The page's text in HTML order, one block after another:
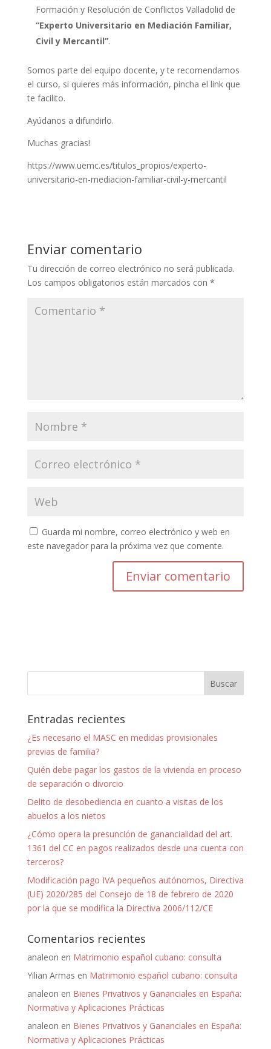
Formación y Resolución de Conflictos Valladolid de
“Experto Universitario en Mediación Familiar,
Civil y Mercantil”.
Somos parte del equipo docente, y te recomendamos
el curso, si quieres más información, pincha el link que
te facilito.
Ayúdanos a difundirlo.
Muchas gracias!
https://www.uemc.es/titulos_propios/experto-
universitario-en-mediacion-familiar-civil-y-mercantil
Enviar comentario
Tu dirección de correo electrónico no será publicada.
Los campos obligatorios están marcados con *
Guarda mi nombre, correo electrónico y web en
este navegador para la próxima vez que comente.
Entradas recientes
¿Es necesario el MASC en medidas provisionales
previas de familia?
Quién debe pagar los gastos de la vivienda en proceso
de separación o divorcio
Delito de desobediencia en cuanto a visitas de los
abuelos a los nietos
¿Cómo opera la presunción de ganancialidad del art.
1361 del CC en pagos realizados desde una cuenta con
terceros?
Modificación pago IVA pequeños autónomos, Directiva
(UE) 2020/285 del Consejo de 18 de febrero de 2020
por la que se modifica la Directiva 2006/112/CE
Comentarios recientes
analeon en Matrimonio español cubano: consulta
Yilian Armas en Matrimonio español cubano: consulta
analeon en Bienes Privativos y Gananciales en España:
Normativa y Aplicaciones Prácticas
analeon en Bienes Privativos y Gananciales en España:
Normativa y Aplicaciones Prácticas